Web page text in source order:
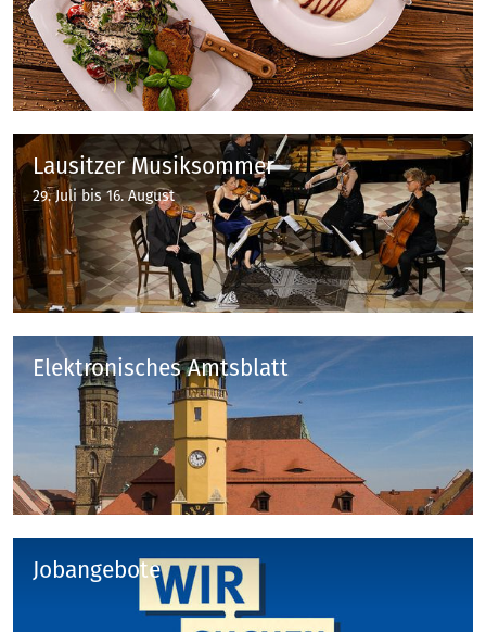
Lausitzer Musiksommer
29. Juli bis 16. August
Elektronisches Amtsblatt
Jobangebote